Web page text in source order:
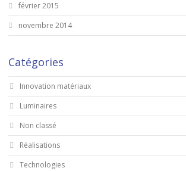
février 2015
novembre 2014
Catégories
Innovation matériaux
Luminaires
Non classé
Réalisations
Technologies